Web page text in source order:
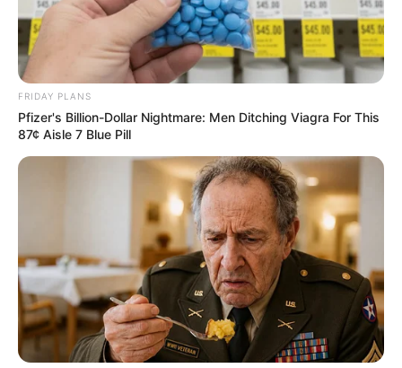
FRIDAY PLANS
Pfizer's Billion-Dollar Nightmare: Men Ditching Viagra For This
87¢ Aisle 7 Blue Pill